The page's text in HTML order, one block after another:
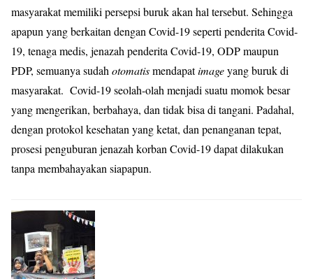
masyarakat memiliki persepsi buruk akan hal tersebut. Sehingga
apapun yang berkaitan dengan Covid-19 seperti penderita Covid-
19, tenaga medis, jenazah penderita Covid-19, ODP maupun
PDP, semuanya sudah otomatismendapatimageyang buruk di
masyarakat. Covid-19 seolah-olah menjadi suatu momok besar
yang mengerikan, berbahaya, dan tidak bisa di tangani. Padahal,
dengan protokol kesehatan yang ketat, dan penanganan tepat,
prosesi penguburan jenazah korban Covid-19 dapat dilakukan
tanpa membahayakan siapapun.